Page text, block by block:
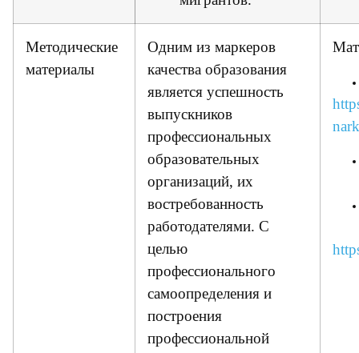
Методические
материалы
Одним из маркеров
качества образования
является успешность
выпускников
профессиональных
образовательных
организаций, их
востребованность
работодателями. С
целью
профессионального
самоопределения и
построения
профессиональной